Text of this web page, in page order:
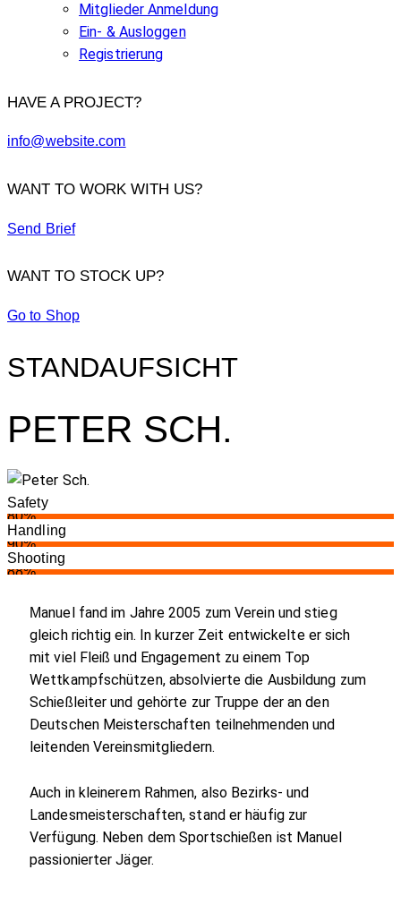
Mitglieder Anmeldung
Ein- & Ausloggen
Registrierung
HAVE A PROJECT?
info@website.com
WANT TO WORK WITH US?
Send Brief
WANT TO STOCK UP?
Go to Shop
STANDAUFSICHT
PETER SCH.
Safety
80%
Handling
90%
Shooting
88%
Manuel fand im Jahre 2005 zum Verein und stieg
gleich richtig ein. In kurzer Zeit entwickelte er sich
mit viel Fleiß und Engagement zu einem Top
Wettkampfschützen, absolvierte die Ausbildung zum
Schießleiter und gehörte zur Truppe der an den
Deutschen Meisterschaften teilnehmenden und
leitenden Vereinsmitgliedern.
Auch in kleinerem Rahmen, also Bezirks- und
Landesmeisterschaften, stand er häufig zur
Verfügung. Neben dem Sportschießen ist Manuel
passionierter Jäger.